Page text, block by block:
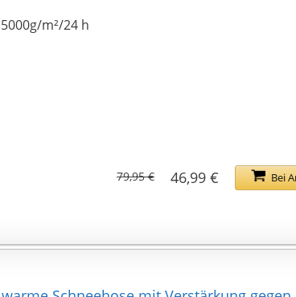
m²/24 h
Bei
46,99 €
79,95 €